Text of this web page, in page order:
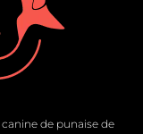
de punaise de